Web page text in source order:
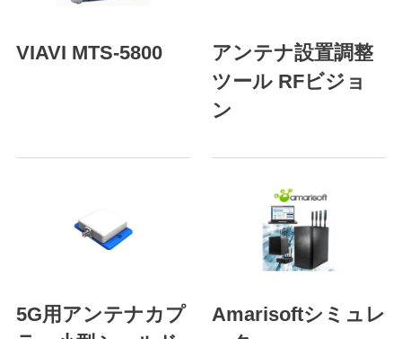
VIAVI MTS-5800
アンテナ設置調整
ツール RFビジョ
ン
5G用アンテナカプ
Amarisoftシミュレ